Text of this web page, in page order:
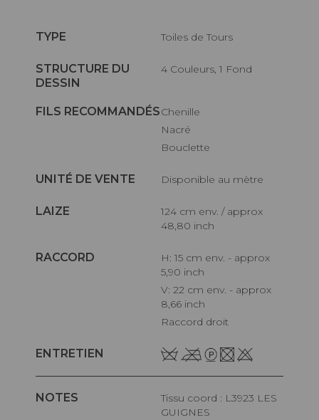
TYPE Toiles de Tours
STRUCTURE DU
DESSIN
4 Couleurs, 1 Fond
FILS RECOMMANDÉS
Chenille
Nacré
Bouclette
UNITÉ DE VENTE Disponible au mètre
LAIZE
124 cm env. / approx
48,80 inch
RACCORD
H: 15 cm env. - approx
5,90 inch
V: 22 cm env. - approx
8,66 inch
Raccord droit
ENTRETIEN
NOTES
Tissu coord : L3923 LES
GUIGNES